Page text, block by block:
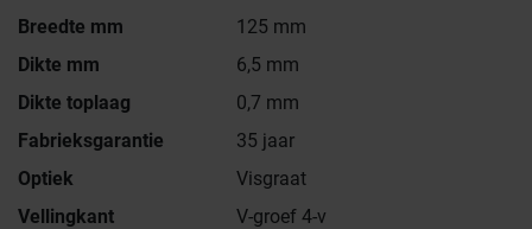
Breedte mm
125 mm
Dikte mm
6,5 mm
Dikte toplaag
0,7 mm
Fabrieksgarantie
35 jaar
Optiek
Visgraat
Vellingkant
V-groef 4-v